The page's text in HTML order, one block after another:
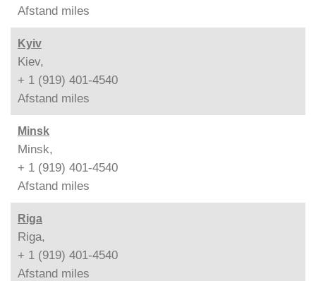
Afstand miles
Kyiv
Kiev,
+ 1 (919) 401-4540
Afstand miles
Minsk
Minsk,
+ 1 (919) 401-4540
Afstand miles
Riga
Riga,
+ 1 (919) 401-4540
Afstand miles